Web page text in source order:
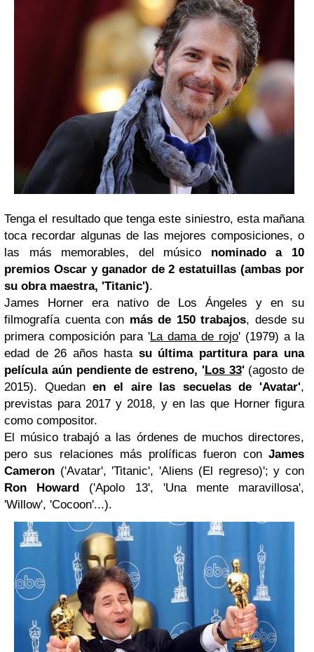
Tenga el resultado que tenga este siniestro, esta mañana
toca recordar algunas de las mejores composiciones, o
las más memorables, del músico nominado a 10
premios Oscar y ganador de 2 estatuillas (ambas por
su obra maestra, 'Titanic').
James Horner era nativo de Los Ángeles y en su
filmografía cuenta con más de 150 trabajos, desde su
primera composición para 'La dama de rojo' (1979) a la
edad de 26 años hastasu última partitura para una
película aún pendiente de estreno, 'Los 33'(agosto de
2015). Quedanen el aire las secuelas de 'Avatar',
previstas para 2017 y 2018, y en las que Horner figura
como compositor.
El músico trabajó a las órdenes de muchos directores,
pero sus relaciones más prolíficas fueron con James
Cameron ('Avatar', 'Titanic', 'Aliens (El regreso)'; y con
Ron Howard ('Apolo 13', 'Una mente maravillosa',
'Willow', 'Cocoon'...).